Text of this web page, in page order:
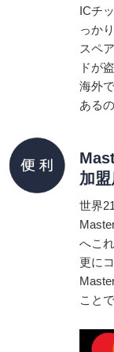
ICチ
っか
スペ
ドが
海外
ある
加
世界
へこ
更に
こと